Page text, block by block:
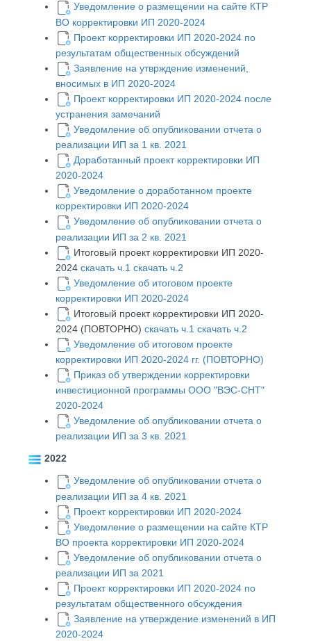
Уведомление о размещении на сайте КТР
ВО корректировки ИП 2020-2024
Проект корректировки ИП 2020-2024 по
результатам общественных обсуждений
Заявление на утврждение изменений,
вносимых в ИП 2020-2024
Проект корректировки ИП 2020-2024 после
устранения замечаний
Уведомление об опубликовании отчета о
реализации ИП за 1 кв. 2021
Доработанный проект корректировки ИП
2020-2024
Уведомление о доработанном проекте
корректировки ИП 2020-2024
Уведомление об опубликовании отчета о
реализации ИП за 2 кв. 2021
Итоговый проект корректировки ИП 2020-
2024 скачать ч.1 скачать ч.2
Уведомление об итоговом проекте
корректировки ИП 2020-2024
Итоговый проект корректировки ИП 2020-
2024 (ПОВТОРНО) скачать ч.1 скачать ч.2
Уведомление об итоговом проекте
корректировки ИП 2020-2024 гг. (ПОВТОРНО)
Приказ об утверждении корректировки
инвестиционной программы ООО "ВЭС-СНТ"
2020-2024
Уведомление об опубликовании отчета о
реализации ИП за 3 кв. 2021
2022
Уведомление об опубликовании отчета о
реализации ИП за 4 кв. 2021
Проект корректировки ИП 2020-2024
Уведомление о размещении на сайте КТР
ВО проекта корректировки ИП 2020-2024
Уведомление об опубликовании отчета о
реализации ИП за 2021
Проект корректировки ИП 2020-2024 по
результатам общественного обсуждения
Заявление на утверждение изменений в ИП
2020-2024